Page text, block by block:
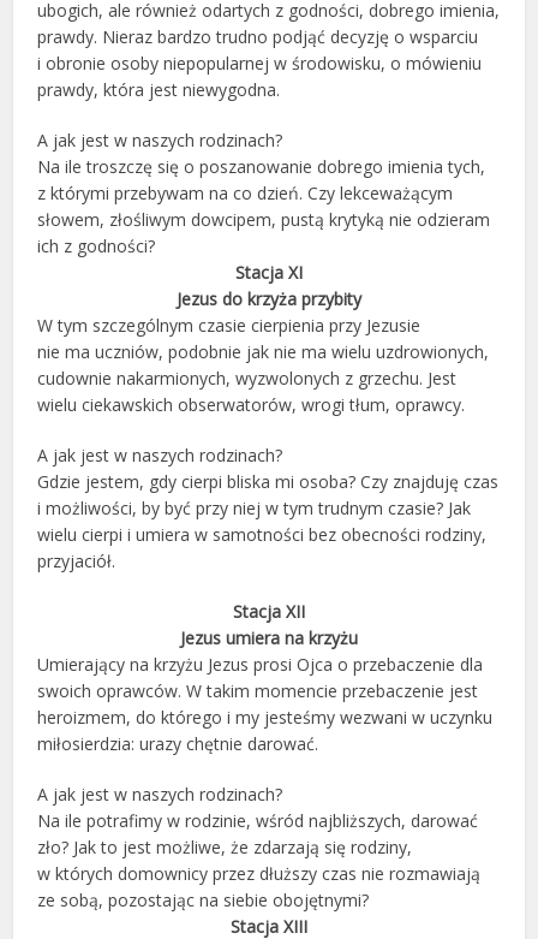
ubogich, ale również odartych z godności, dobrego imienia,
prawdy. Nieraz bardzo trudno podjąć decyzję o wsparciu
i obronie osoby niepopularnej w środowisku, o mówieniu
prawdy, która jest niewygodna.
A jak jest w naszych rodzinach?
Na ile troszczę się o poszanowanie dobrego imienia tych,
z którymi przebywam na co dzień. Czy lekceważącym
słowem, złośliwym dowcipem, pustą krytyką nie odzieram
ich z godności?
Stacja XI
Jezus do krzyża przybity
W tym szczególnym czasie cierpienia przy Jezusie
nie ma uczniów, podobnie jak nie ma wielu uzdrowionych,
cudownie nakarmionych, wyzwolonych z grzechu. Jest
wielu ciekawskich obserwatorów, wrogi tłum, oprawcy.
A jak jest w naszych rodzinach?
Gdzie jestem, gdy cierpi bliska mi osoba? Czy znajduję czas
i możliwości, by być przy niej w tym trudnym czasie? Jak
wielu cierpi i umiera w samotności bez obecności rodziny,
przyjaciół.
Stacja XII
Jezus umiera na krzyżu
Umierający na krzyżu Jezus prosi Ojca o przebaczenie dla
swoich oprawców. W takim momencie przebaczenie jest
heroizmem, do którego i my jesteśmy wezwani w uczynku
miłosierdzia: urazy chętnie darować.
A jak jest w naszych rodzinach?
Na ile potrafimy w rodzinie, wśród najbliższych, darować
zło? Jak to jest możliwe, że zdarzają się rodziny,
w których domownicy przez dłuższy czas nie rozmawiają
ze sobą, pozostając na siebie obojętnymi?
Stacja XIII